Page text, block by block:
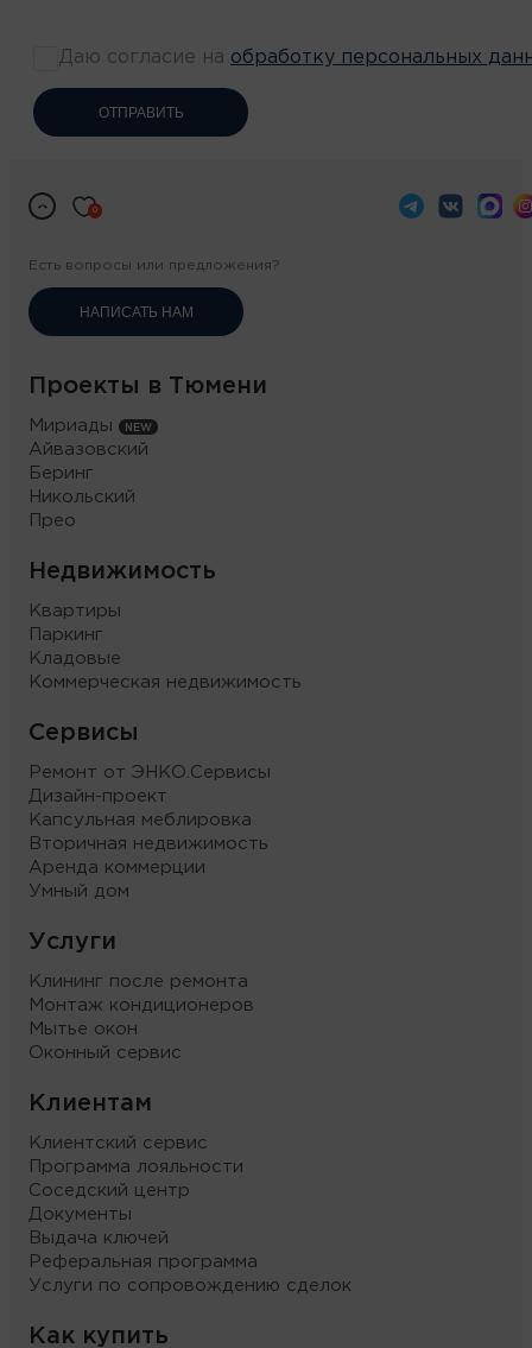
Даю согласие на обработку персональных
ОТПРАВИТЬ
0
Есть вопросы или предложения?
НАПИСАТЬ НАМ
Проекты в Тюмени
Мириады
Айвазовский
Беринг
Никольский
Прео
Недвижимость
Квартиры
Паркинг
Кладовые
Коммерческая недвижимость
Сервисы
Ремонт от ЭНКО.Сервисы
Дизайн-проект
Капсульная меблировка
Вторичная недвижимость
Аренда коммерции
Умный дом
Услуги
Клининг после ремонта
Монтаж кондиционеров
Мытье окон
Оконный сервис
Клиентам
Клиентский сервис
Программа лояльности
Соседский центр
Документы
Выдача ключей
Реферальная программа
Услуги по сопровождению сделок
Как купить